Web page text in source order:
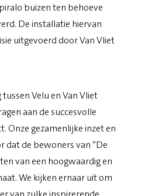
buizen ten behoeve
De installatie hiervan
uitgevoerd door Van Vliet
Velu en Van Vliet
aan de succesvolle
Onze gezamenlijke inzet en
dat de bewoners van “De
van een hoogwaardig en
We kijken ernaar uit om